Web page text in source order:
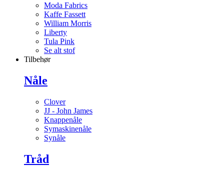
Moda Fabrics
Kaffe Fassett
William Morris
Liberty
Tula Pink
Se alt stof
Tilbehør
Nåle
Clover
JJ - John James
Knappenåle
Symaskinenåle
Synåle
Tråd